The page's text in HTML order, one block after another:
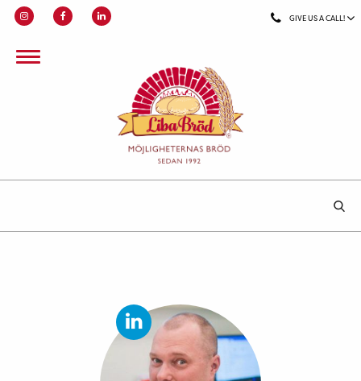
GIVE US A CALL!